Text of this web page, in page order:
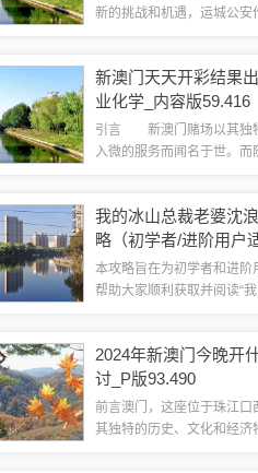
新的挑战和机遇，运城公安
动态，带您了解他们在工作
新澳门天天开彩结果
业化学_内容版59.416
引言 新澳门赌场以其独
入微的服务而闻名于世。而
了不少玩家关注。与此同时
我的冰山总裁老婆沈
略（初学者/进阶用户
本攻略旨在为初学者和进阶
帮助大家顺利获取并阅读“
山总裁老婆沈浪”这部作品
2024年新澳门今晚开
讨_P版93.490
前言澳门，这座位于珠江口
其独特的历史、文化和经